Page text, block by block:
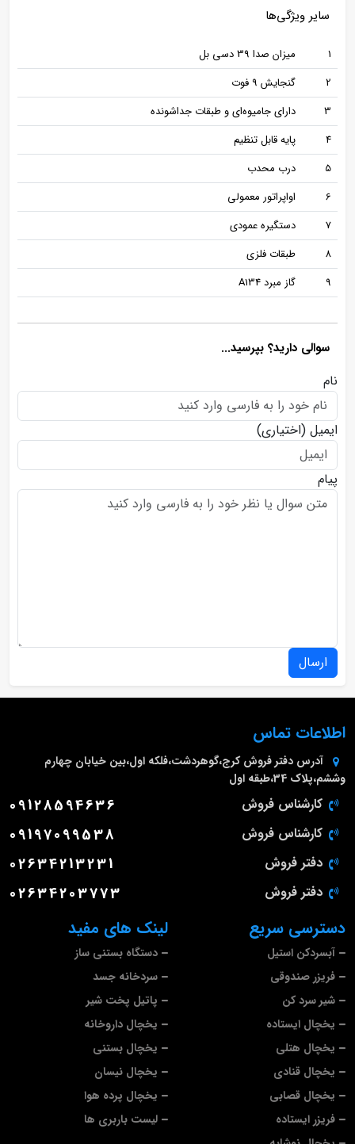
سایر ویژگی‌ها
1
میزان صدا 39 دسی بل
2
گنجایش 9 فوت
3
دارای جامیوه‌ای و طبقات جداشونده
4
پایه قابل تنظیم
5
درب محدب
6
اواپراتور معمولی
7
دستگیره عمودی
8
طبقات فلزی
9
گاز مبرد A134
سوالی دارید؟ بپرسید...
نام
ایمیل (اختیاری)
پیام
ارسال
لینک های مفید
دستگاه بستنی ساز
سردخانه جسد
پاتیل پخت شیر
یخچال داروخانه
یخچال بستنی
یخچال نیسان
یخچال پرده هوا
لیست باربری ها
دسترسی سریع
آبسردکن استیل
فریزر صندوقی
شیر سرد کن
یخچال ایستاده
یخچال هتلی
یخچال قنادی
یخچال قصابی
فریزر ایستاده
اطلاعات تماس
آدرس دفتر فروش کرج،گوهردشت،فلکه اول،بین خیابان چهارم
وششم،پلاک 34،طبقه اول
کارشناس فروش 09128594636
کارشناس فروش 09197099538
دفتر فروش 02634213231
دفتر فروش 02634203773